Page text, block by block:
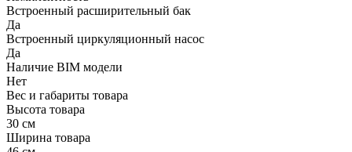
Встроенный расширительный бак
Да
Встроенный циркуляционный насос
Да
Наличие BIM модели
Нет
Вес и габариты товара
Высота товара
30 см
Ширина товара